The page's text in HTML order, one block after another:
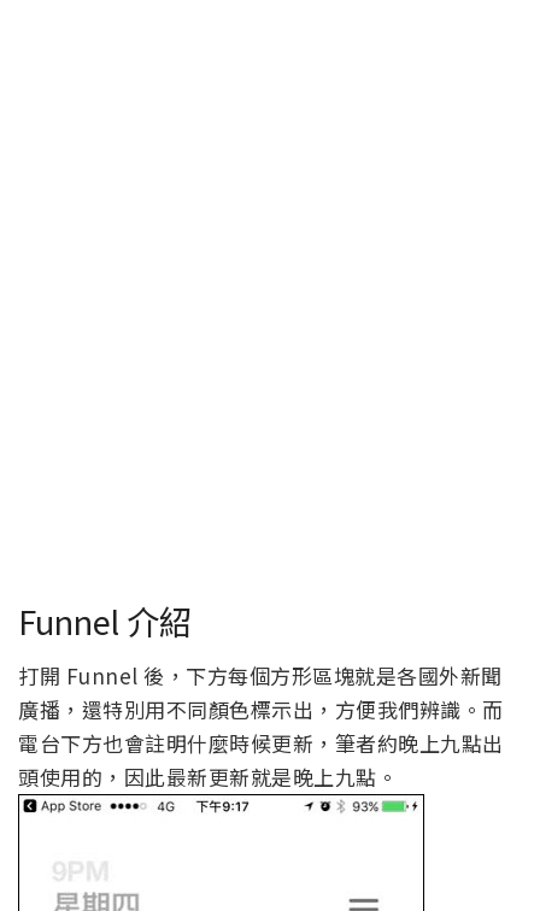
Funnel 介紹
打開 Funnel 後，下方每個方形區塊就是各國外新聞
廣播，還特別用不同顏色標示出，方便我們辨識。而
電台下方也會註明什麼時候更新，筆者約晚上九點出
頭使用的，因此最新更新就是晚上九點。